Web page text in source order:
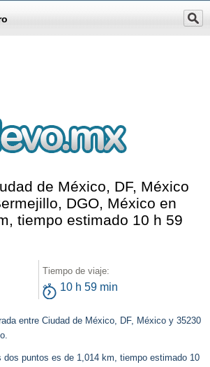
de México, DF, México
DGO, México en
tiempo estimado 10 h 59
Tiempo de viaje:
10 h 59 min
entre Ciudad de México, DF, México y 35230
dos puntos es de 1,014 km, tiempo estimado 10